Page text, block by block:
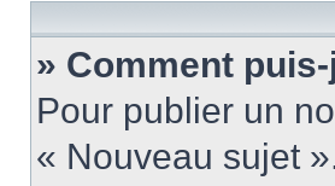
» Comment
Pour publier un
« Nouveau sujet